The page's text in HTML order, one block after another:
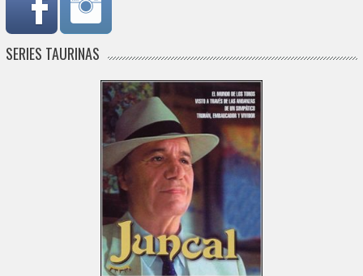
SERIES TAURINAS